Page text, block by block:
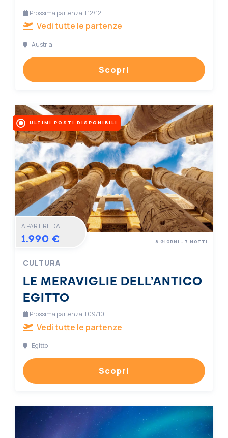
Prossima partenza il 12/12
Vedi tutte le partenze
Austria
Scopri
ULTIMI POSTI DISPONIBILI
A PARTIRE DA
1.990 €
CULTURA
LE MERAVIGLIE DELL’ANTICO
EGITTO
8 GIORNI - 7 NOTTI
Prossima partenza il 09/10
Vedi tutte le partenze
Egitto
Scopri